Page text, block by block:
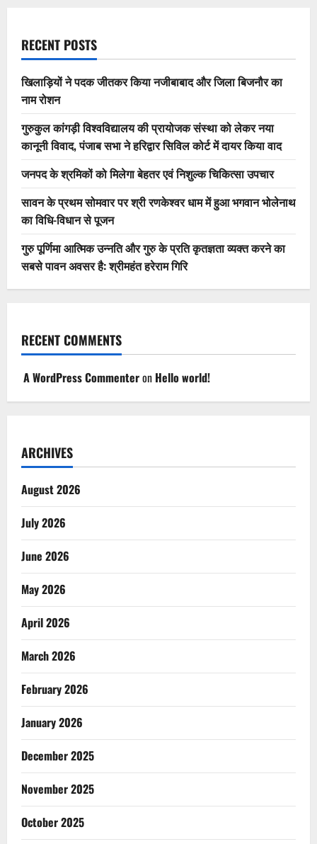
RECENT POSTS
खिलाड़ियों ने पदक जीतकर किया नजीबाबाद और जिला बिजनौर का
नाम रोशन
गुरुकुल कांगड़ी विश्वविद्यालय की प्रायोजक संस्था को लेकर नया
कानूनी विवाद, पंजाब सभा ने हरिद्वार सिविल कोर्ट में दायर किया वाद
जनपद के श्रमिकों को मिलेगा बेहतर एवं निशुल्क चिकित्सा उपचार
सावन के प्रथम सोमवार पर श्री रणकेश्वर धाम में हुआ भगवान भोलेनाथ
का विधि-विधान से पूजन
गुरु पूर्णिमा आत्मिक उन्नति और गुरु के प्रति कृतज्ञता व्यक्त करने का
सबसे पावन अवसर है: श्रीमहंत हरेराम गिरि
RECENT COMMENTS
A WordPress Commenteron Hello world!
ARCHIVES
August 2026
July 2026
June 2026
May 2026
April 2026
March 2026
February 2026
January 2026
December 2025
November 2025
October 2025